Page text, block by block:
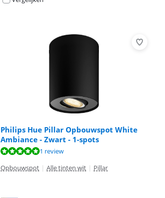
Philips Hue Pillar Opbouwspot White
Ambiance - Zwart - 1-spots
1 review
Opbouwspot | Alle tinten wit | Pillar